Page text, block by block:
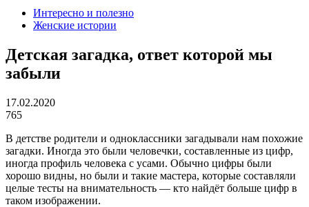
Интересно и полезно
Женские истории
Детская загадка, ответ которой мы
забыли
17.02.2020
765
В детстве родители и одноклассники загадывали нам похожие
загадки. Иногда это были человечки, составленные из цифр,
иногда профиль человека с усами. Обычно цифры были
хорошо видны, но были и такие мастера, которые составляли
целые тесты на внимательность — кто найдёт больше цифр в
таком изображении.